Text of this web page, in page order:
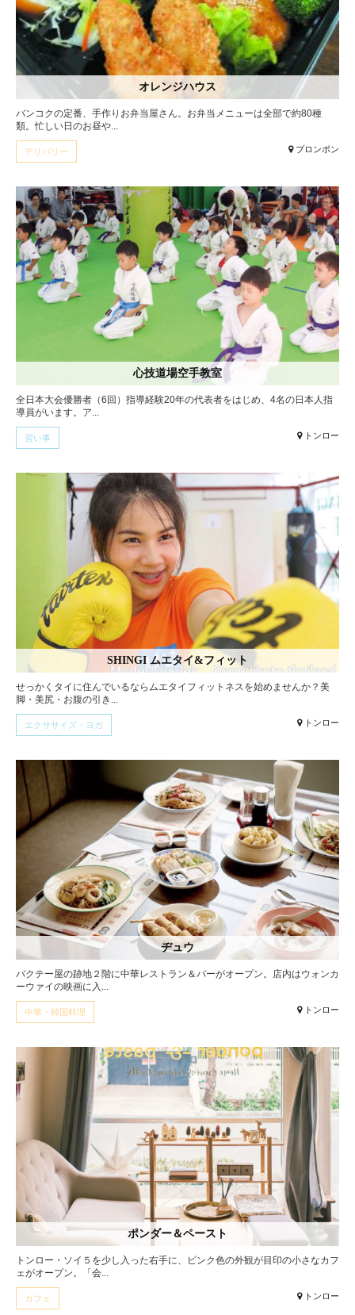
オレンジハウス
バンコクの定番、手作りお弁当屋さん。お弁当メニューは全部で約80種
類。忙しい日のお昼や...
プロンポン
デリバリー
心技道場空手教室
全日本大会優勝者（6回）指導経験20年の代表者をはじめ、4名の日本人指
導員がいます。ア...
トンロー
習い事
SHINGI ムエタイ&フィット
せっかくタイに住んでいるならムエタイフィットネスを始めませんか？美
脚・美尻・お腹の引き...
トンロー
エクササイズ・ヨガ
ヂュウ
バクテー屋の跡地２階に中華レストラン＆バーがオープン。店内はウォンカ
ーウァイの映画に入...
トンロー
中華・韓国料理
ポンダー＆ペースト
トンロー・ソイ５を少し入った右手に、ピンク色の外観が目印の小さなカフ
ェがオープン。「会...
トンロー
カフェ